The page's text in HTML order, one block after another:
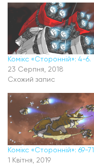
Комікс «Сторонній»: 4-6.
23 Серпня, 2018
Схожий запис
Комікс «Сторонній»: 69-71
1 Квітня, 2019